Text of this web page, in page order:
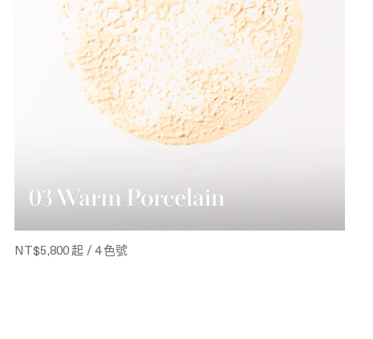
SPF20
奇蹟煥采氣墊粉霜SPF20
NT$5,800起 / 4 色號